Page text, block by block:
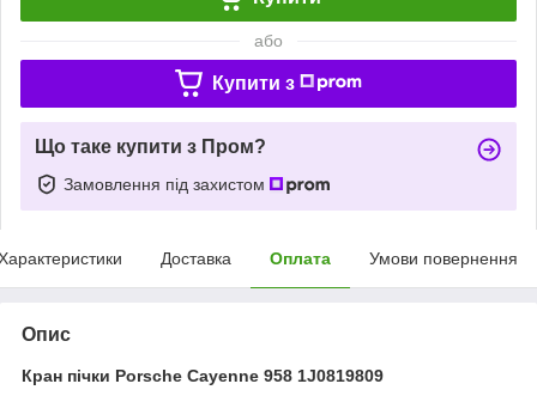
або
Купити з
Що таке купити з Пром?
Замовлення під захистом
Доставка Оплата Умови повернення
Опис
Кран пічки Porsche Cayenne 958 1J0819809